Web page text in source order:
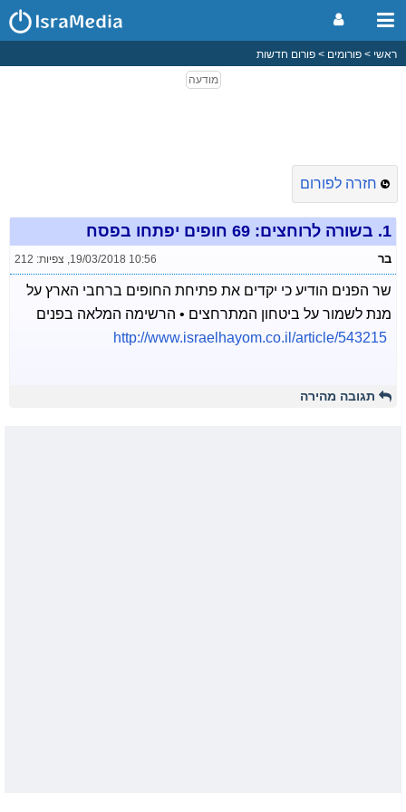
ראשי פורומים פורום חדשות
חזרה לפורום
1. בשורה לרוחצים: 69 חופים יפתחו בפסח
בר 19/03/2018 10:56
, צפיות: 212
שר הפנים הודיע כי יקדים את פתיחת החופים ברחבי הארץ על
מנת לשמור על ביטחון המתרחצים • הרשימה המלאה בפנים
http://www.israelhayom.co.il/article/543215
תגובה מהירה